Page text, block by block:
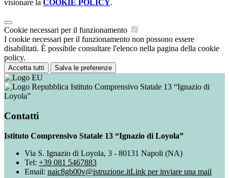
visionare la COOKIE POLICY.
Cookie necessari per il funzionamento
I cookie necessari per il funzionamento non possono essere
disabilitati. È possibile consultare l'elenco nella pagina della cookie
policy.
Accetta tutti Salva le preferenze
Istituto Comprensivo Statale 13 “Ignazio di
Loyola”
Contatti
Istituto Comprensivo Statale 13 “Ignazio di Loyola”
Via S. Ignazio di Loyola, 3 - 80131 Napoli (NA)
Tel: +39 081 5467883
Email: naic8gb00v@istruzione.itLink per inviare una mail